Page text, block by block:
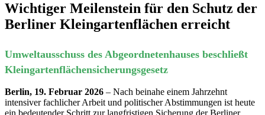
Wichtiger Meilenstein für den Schutz der
Berliner Kleingartenflächen erreicht
Umweltausschuss des Abgeordnetenhauses beschließt
Kleingartenflächensicherungsgesetz
Berlin, 19. Februar 2026 – Nach beinahe einem Jahrzehnt
intensiver fachlicher Arbeit und politischer Abstimmungen ist heute
ein bedeutender Schritt zur langfristigen Sicherung der Berliner